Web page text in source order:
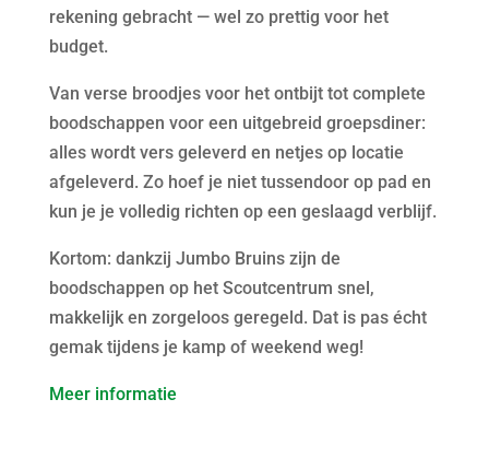
rekening gebracht — wel zo prettig voor het
budget.
Van verse broodjes voor het ontbijt tot complete
boodschappen voor een uitgebreid groepsdiner:
alles wordt vers geleverd en netjes op locatie
afgeleverd. Zo hoef je niet tussendoor op pad en
kun je je volledig richten op een geslaagd verblijf.
Kortom: dankzij Jumbo Bruins zijn de
boodschappen op het Scoutcentrum snel,
makkelijk en zorgeloos geregeld. Dat is pas écht
gemak tijdens je kamp of weekend weg!
Meer informatie